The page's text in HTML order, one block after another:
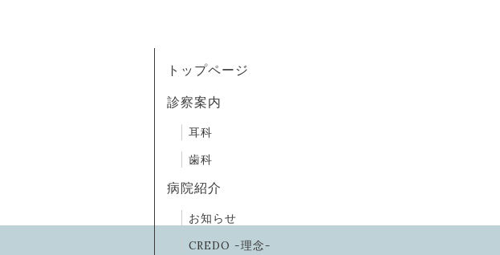
トップページ
診察案内
耳科
歯科
病院紹介
お知らせ
CREDO -理念-